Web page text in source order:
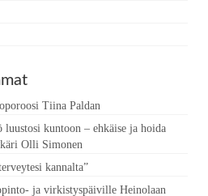
Tiina Paldan
luustosi kuntoon – ehkäise ja hoida
Olli Simonen
kannalta”
ja virkistyspäiville Heinolaan